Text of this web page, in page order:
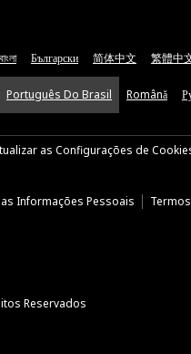
বাংলা Български 简体中文 繁體中
Português Do Brasil Română
as Configurações de
Informações Pessoais
Reservados